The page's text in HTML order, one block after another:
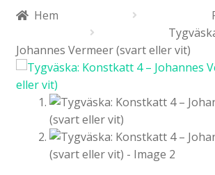
Populärt
Info/villkor
Hem
Johannes Vermeer (svart eller vit)